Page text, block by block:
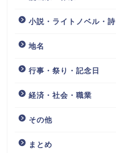
小説・ライトノベル・詩
地名
行事・祭り・記念日
経済・社会・職業
その他
まとめ